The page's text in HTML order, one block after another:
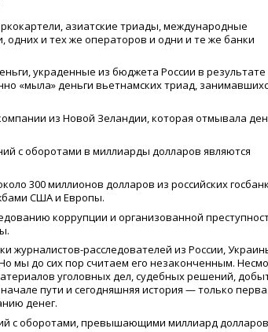
азиатские триады, международные
и тех же операторов и одни и те же банки
украденные из бюджета России в результате
«мыла» деньги вьетнамских триад,
из Новой Зеландии, которая отмывала
с оборотами в миллиарды долларов являются
300 миллионов долларов из российских
США и Европы.
коррупции и организованной
журналистов-расследователей из России,
мы до сих пор считаем его незаконченным.
уголовных дел, судебных решений,
пути и сегодняшняя история — только
денег.
с оборотами, превышающими миллиард